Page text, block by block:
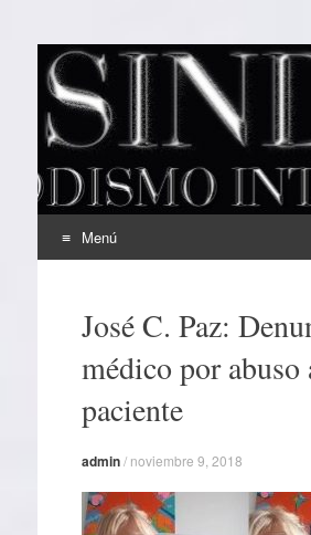
EL SINDICAL
Periodismo Inteligente
Menú
contenidoJosé C. Paz:
médico por abuso
paciente
admin/ noviembre 9, 2018